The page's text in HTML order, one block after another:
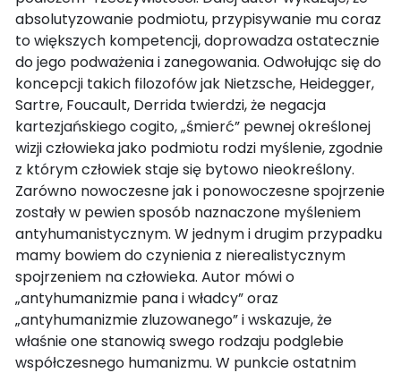
absolutyzowanie podmiotu, przypisywanie mu coraz
to większych kompetencji, doprowadza ostatecznie
do jego podważenia i zanegowania. Odwołując się do
koncepcji takich filozofów jak Nietzsche, Heidegger,
Sartre, Foucault, Derrida twierdzi, że negacja
kartezjańskiego cogito, „śmierć” pewnej określonej
wizji człowieka jako podmiotu rodzi myślenie, zgodnie
z którym człowiek staje się bytowo nieokreślony.
Zarówno nowoczesne jak i ponowoczesne spojrzenie
zostały w pewien sposób naznaczone myśleniem
antyhumanistycznym. W jednym i drugim przypadku
mamy bowiem do czynienia z nierealistycznym
spojrzeniem na człowieka. Autor mówi o
„antyhumanizmie pana i władcy” oraz
„antyhumanizmie zluzowanego” i wskazuje, że
właśnie one stanowią swego rodzaju podglebie
współczesnego humanizmu. W punkcie ostatnim